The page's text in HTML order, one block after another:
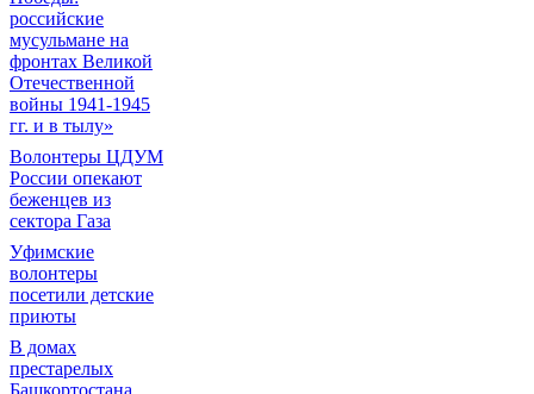
российские
мусульмане на
фронтах Великой
Отечественной
войны 1941-1945
гг. и в тылу»
Волонтеры ЦДУМ
России опекают
беженцев из
сектора Газа
Уфимские
волонтеры
посетили детские
приюты
В домах
престарелых
Башкортостана